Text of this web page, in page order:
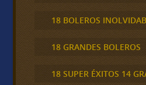
18 BOLEROS
18 GRANDES BOLEROS
18 SUPER ÉXITOS 14